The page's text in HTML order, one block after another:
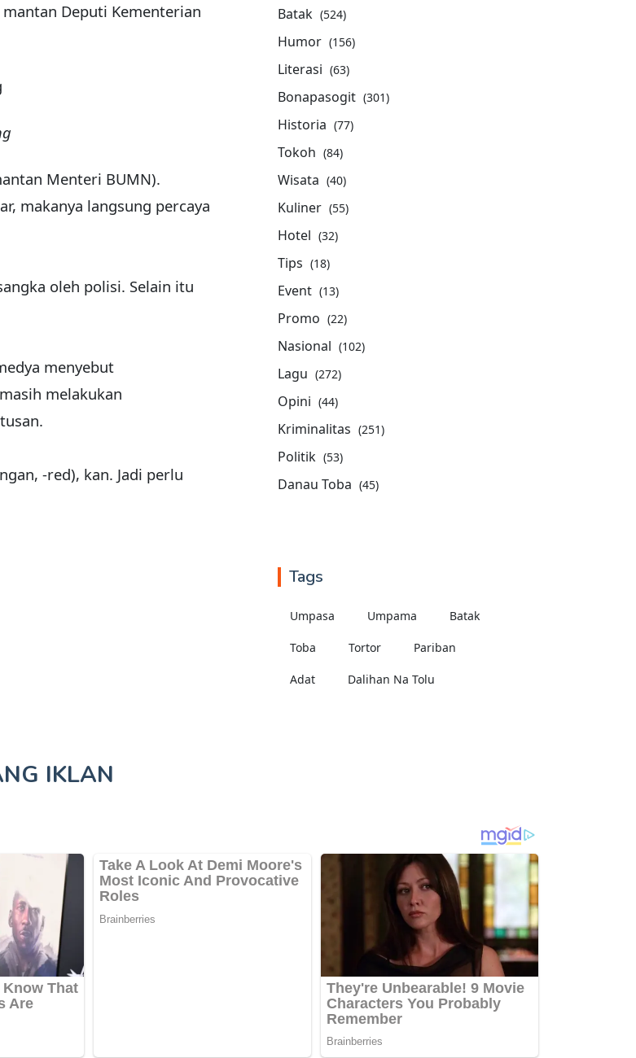
Deputi Kementerian
Menteri BUMN).
makanya langsung percaya
oleh polisi. Selain itu
menyebut
melakukan
-red), kan. Jadi perlu
Batak (524)
Humor (156)
Literasi (63)
Bonapasogit (301)
Historia (77)
Tokoh (84)
Wisata (40)
Kuliner (55)
Hotel (32)
Tips (18)
Event (13)
Promo (22)
Nasional (102)
Lagu (272)
Opini (44)
Kriminalitas (251)
Politik (53)
Danau Toba (45)
Tags
Umpasa Umpama Batak
Toba Tortor Pariban
Adat Dalihan Na Tolu
IKLAN